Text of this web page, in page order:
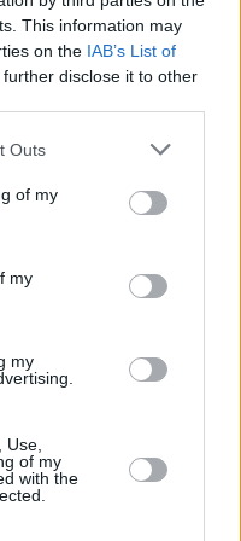
This information may
on the IAB’s List of
disclose it to other
one or more Google
You may click to
its third-party tags to
in below Google
Outs
of my
my
my
of my
with the